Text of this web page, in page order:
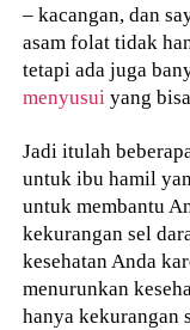
– kacangan, dan
asam folat tidak
tetapi ada juga
menyusui yang
Jadi itulah
untuk ibu hamil
untuk membantu
kekurangan sel
kesehatan Anda
menurunkan
hanya kekurangan